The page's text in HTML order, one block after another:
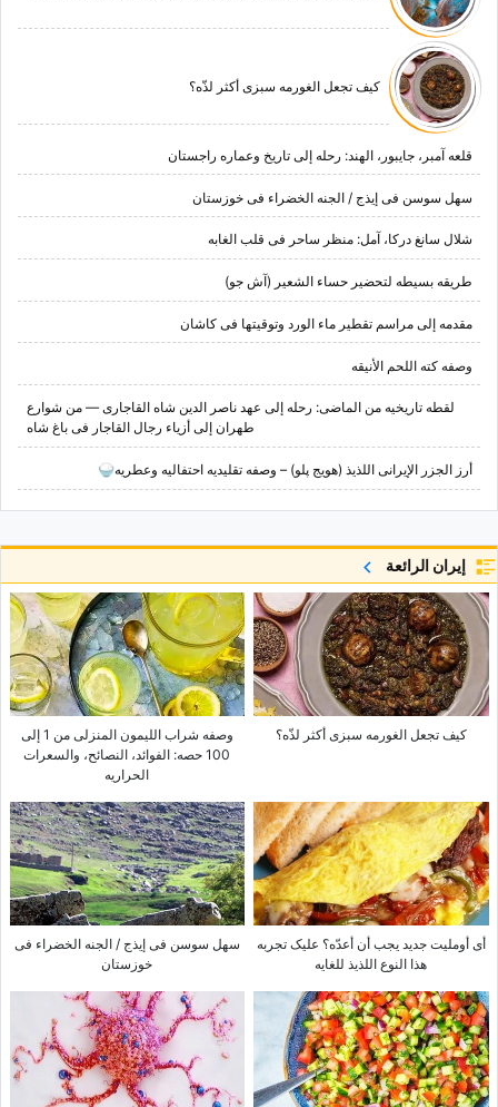
کیف تجعل الغورمه سبزی أکثر لذّه؟
قلعه آمبر، جایبور، الهند: رحله إلى تاریخ وعماره راجستان
سهل سوسن فی إیذج / الجنه الخضراء فی خوزستان
شلال سانغ درکا، آمل: منظر ساحر فی قلب الغابه
طریقه بسیطه لتحضیر حساء الشعیر (آش جو)
مقدمه إلى مراسم تقطیر ماء الورد وتوقیتها فی کاشان
وصفه کته اللحم الأنیقه
لقطه تاریخیه من الماضی: رحله إلى عهد ناصر الدین شاه القاجاری — من شوارع
طهران إلى أزیاء رجال القاجار فی باغ شاه
أرز الجزر الإیرانی اللذیذ (هویج پلو) – وصفه تقلیدیه احتفالیه وعطریه🍚
إيران الرائعة
کیف تجعل الغورمه سبزی أکثر لذّه؟
وصفه شراب اللیمون المنزلی من 1 إلى
100 حصه: الفوائد، النصائح، والسعرات
الحراریه
أی أوملیت جدید یجب أن أعدّه؟ علیک تجربه
هذا النوع اللذیذ للغایه
سهل سوسن فی إیذج / الجنه الخضراء فی
خوزستان